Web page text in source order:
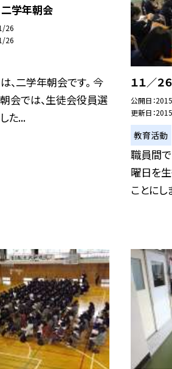
学年朝会
26
26
、二学年朝会です。 今
会では、生徒会役員選
た...
１１／
公開日
更新日
教育活動
職員間
曜日を
ことにし